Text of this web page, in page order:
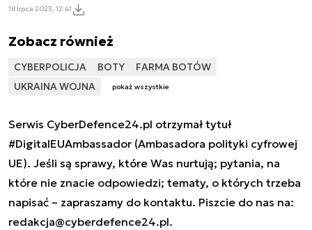
18 lipca 2023, 12:41
Zobacz również
CYBERPOLICJA BOTY
FARMA BOTÓW
UKRAINA WOJNA
pokaż wszystkie
Serwis CyberDefence24.pl otrzymał tytuł
#DigitalEUAmbassador (Ambasadora polityki cyfrowej
UE). Jeśli są sprawy, które Was nurtują; pytania, na
które nie znacie odpowiedzi; tematy, o których trzeba
napisać – zapraszamy do kontaktu. Piszcie do nas na:
redakcja@cyberdefence24.pl.